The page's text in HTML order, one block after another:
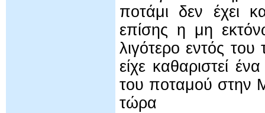
ποτάμι δεν έχει
επίσης η μη
λιγότερο εντός
είχε καθαριστεί
του ποταμού στην
τώρα